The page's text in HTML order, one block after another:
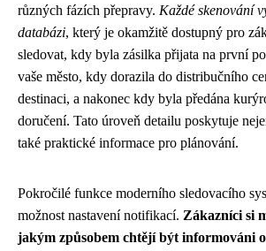
různých fázích přepravy. Každé skenování
databázi, který je okamžitě dostupný pro
sledovat, kdy byla zásilka přijata na první
vaše město, kdy dorazila do distribučního
destinaci, a nakonec kdy byla předána
doručení. Tato úroveň detailu poskytuje
také praktické informace pro plánování.
Pokročilé funkce moderního sledovacího
možnost nastavení notifikací. Zákazníci si
jakým způsobem chtějí být informováni